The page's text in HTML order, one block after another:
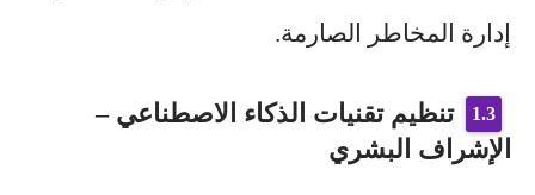
إدارة المخاطر الصارمة.
تنظيم تقنيات الذكاء الاصطناعي –
الإشراف البشري